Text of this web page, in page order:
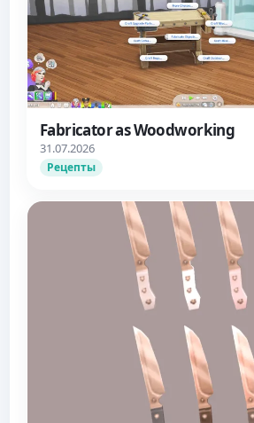
Fabricator as Woodworking
31.07.2026
Рецепты